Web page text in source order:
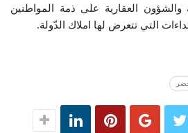
والشؤون العقارية على ذمة المواطنين
التي تتعرض لها املاك الدّولة.